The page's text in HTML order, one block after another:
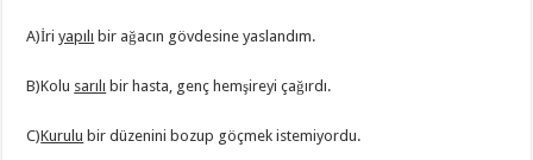
A)İriyapılı bir ağacın gövdesine yaslandım.
B)Kolu sarılı bir hasta, genç hemşireyi çağırdı.
C)Kurulu bir düzenini bozup göçmek istemiyordu.